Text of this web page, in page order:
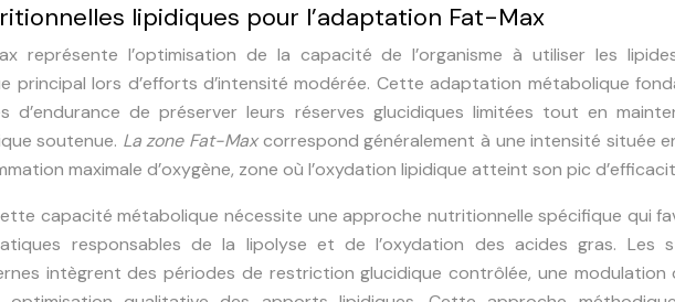
lipidiques pour l’adaptation Fat-Max
représente l’optimisation de la capacité de l’organisme à utiliser les
principal lors d’efforts d’intensité modérée. Cette adaptation métabolique
d’endurance de préserver leurs réserves glucidiques limitées tout en
soutenue. La zone Fat-Maxcorrespond généralement à une intensité située
maximale d’oxygène, zone où l’oxydation lipidique atteint son pic
capacité métabolique nécessite une approche nutritionnelle spécifique qui
responsables de la lipolyse et de l’oxydation des acides gras. Les
intègrent des périodes de restriction glucidique contrôlée, une modulation